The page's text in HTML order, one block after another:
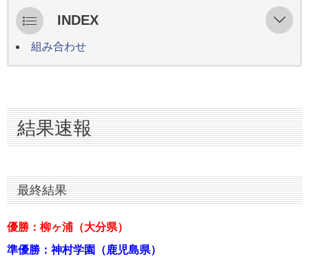
INDEX
結果速報
3位決定戦 6/22
１回戦 6/20
組み合わせ
結果速報
最終結果
優勝：柳ヶ浦（大分県）
準優勝：神村学園（鹿児島県）